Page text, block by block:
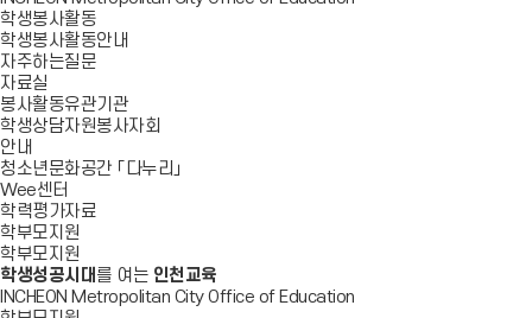
학생봉사활동
학생봉사활동안내
자주하는질문
자료실
봉사활동유관기관
학생상담자원봉사자회
안내
청소년문화공간 「다누리」
Wee센터
학력평가자료
학부모지원
학부모지원
학생성공시대 를 여는 인천교육
INCHEON Metropolitan City Office of Education